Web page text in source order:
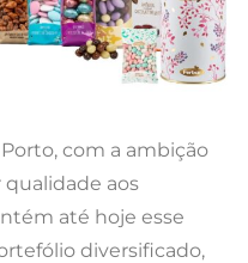
com a ambição
aos
até hoje esse
diversificado,